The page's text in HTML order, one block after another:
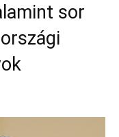
sor